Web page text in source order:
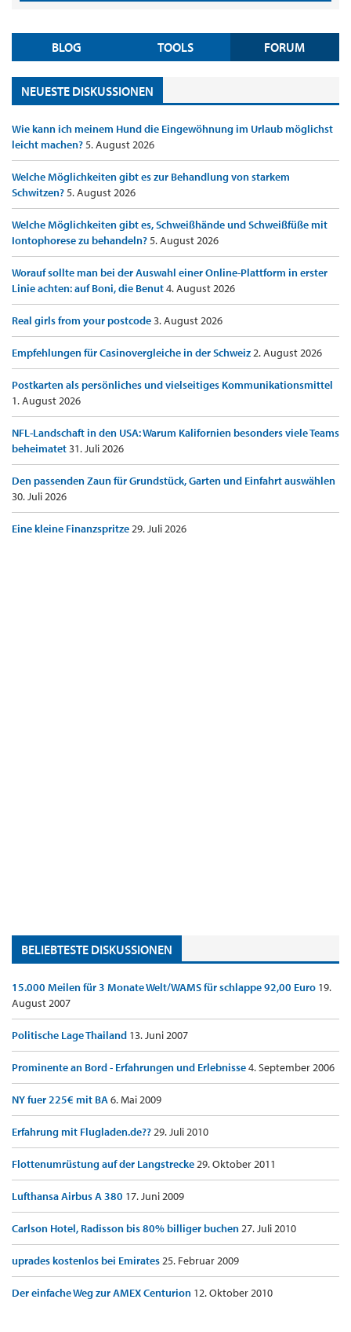
BLOG TOOLS FORUM
NEUESTE DISKUSSIONEN
Wie kann ich meinem Hund die Eingewöhnung im Urlaub möglichst
leicht machen?5. August 2026
Welche Möglichkeiten gibt es zur Behandlung von starkem
Schwitzen?5. August 2026
Welche Möglichkeiten gibt es, Schweißhände und Schweißfüße mit
Iontophorese zu behandeln?5. August 2026
Worauf sollte man bei der Auswahl einer Online-Plattform in erster
Linie achten: auf Boni, die Benut4. August 2026
Real girls from your postcode3. August 2026
Empfehlungen für Casinovergleiche in der Schweiz2. August 2026
Postkarten als persönliches und vielseitiges Kommunikationsmittel
1. August 2026
NFL-Landschaft in den USA: Warum Kalifornien besonders viele Teams
beheimatet31. Juli 2026
Den passenden Zaun für Grundstück, Garten und Einfahrt auswählen
30. Juli 2026
Eine kleine Finanzspritze29. Juli 2026
BELIEBTESTE DISKUSSIONEN
15.000 Meilen für 3 Monate Welt/WAMS für schlappe 92,00 Euro 19.
August 2007
Politische Lage Thailand 13. Juni 2007
Prominente an Bord - Erfahrungen und Erlebnisse4. September 2006
NY fuer 225€ mit BA6. Mai 2009
Erfahrung mit Flugladen.de??29. Juli 2010
Flottenumrüstung auf der Langstrecke29. Oktober 2011
Lufthansa Airbus A 380 17. Juni 2009
Carlson Hotel, Radisson bis 80% billiger buchen27. Juli 2010
uprades kostenlos bei Emirates25. Februar 2009
Der einfache Weg zur AMEX Centurion 12. Oktober 2010